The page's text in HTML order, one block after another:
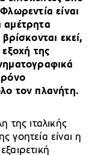
είναι
αμέτρητα
εκεί,
της
τον πλανήτη.
της ιταλικής
γοητεία είναι η